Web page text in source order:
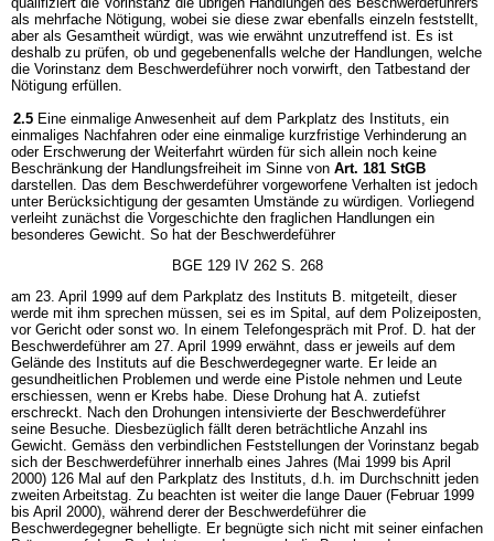
als mehrfache Nötigung, wobei sie diese zwar ebenfalls einzeln feststellt,
aber als Gesamtheit würdigt, was wie erwähnt unzutreffend ist. Es ist
deshalb zu prüfen, ob und gegebenenfalls welche der Handlungen, welche
die Vorinstanz dem Beschwerdeführer noch vorwirft, den Tatbestand der
Nötigung erfüllen.
2.5 Eine einmalige Anwesenheit auf dem Parkplatz des Instituts, ein
einmaliges Nachfahren oder eine einmalige kurzfristige Verhinderung an
oder Erschwerung der Weiterfahrt würden für sich allein noch keine
Beschränkung der Handlungsfreiheit im Sinne von Art. 181 StGB
darstellen. Das dem Beschwerdeführer vorgeworfene Verhalten ist jedoch
unter Berücksichtigung der gesamten Umstände zu würdigen. Vorliegend
verleiht zunächst die Vorgeschichte den fraglichen Handlungen ein
besonderes Gewicht. So hat der Beschwerdeführer
BGE 129 IV 262 S. 268
am 23. April 1999 auf dem Parkplatz des Instituts B. mitgeteilt, dieser
werde mit ihm sprechen müssen, sei es im Spital, auf dem Polizeiposten,
vor Gericht oder sonst wo. In einem Telefongespräch mit Prof. D. hat der
Beschwerdeführer am 27. April 1999 erwähnt, dass er jeweils auf dem
Gelände des Instituts auf die Beschwerdegegner warte. Er leide an
gesundheitlichen Problemen und werde eine Pistole nehmen und Leute
erschiessen, wenn er Krebs habe. Diese Drohung hat A. zutiefst
erschreckt. Nach den Drohungen intensivierte der Beschwerdeführer
seine Besuche. Diesbezüglich fällt deren beträchtliche Anzahl ins
Gewicht. Gemäss den verbindlichen Feststellungen der Vorinstanz begab
sich der Beschwerdeführer innerhalb eines Jahres (Mai 1999 bis April
2000) 126 Mal auf den Parkplatz des Instituts, d.h. im Durchschnitt jeden
zweiten Arbeitstag. Zu beachten ist weiter die lange Dauer (Februar 1999
bis April 2000), während derer der Beschwerdeführer die
Beschwerdegegner behelligte. Er begnügte sich nicht mit seiner einfachen